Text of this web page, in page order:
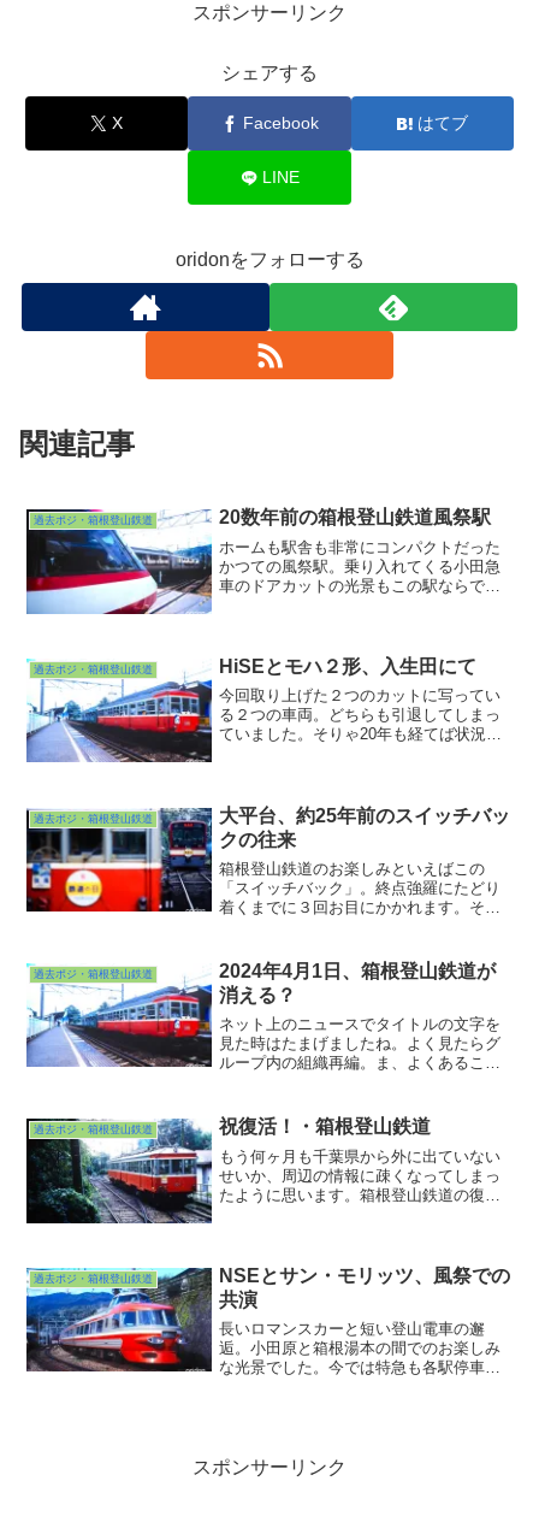
スポンサーリンク
シェアする
X Facebook はてブ
LINE
oridonをフォローする
関連記事
過去ポジ・箱根登山鉄道 20数年前の箱根登山鉄道風祭駅
ホームも駅舎も非常にコンパクトだった
かつての風祭駅。乗り入れてくる小田急
車のドアカットの光景もこの駅ならでは
り始めてからはまだ行ってなかったな。
次回訪問時の楽しみを見つけましたヨ♪
過去ポジ・箱根登山鉄道 HiSEとモハ２形、入生田にて
今回取り上げた２つのカットに写ってい
る２つの車両。どちらも引退してしまっ
ていました。そりゃ20年も経てば状況は
る。そう考えると記録に重きを置いた写
真もまた興味深くなってきますね。
過去ポジ・箱根登山鉄道
大平台、約25年前のスイッチバッ
クの往来
箱根登山鉄道のお楽しみといえばこの
「スイッチバック」。終点強羅にたどり
着くまでに３回お目にかかれます。その
ませんねぇw。電車見物に夢中になって温
泉に行くの忘れそうになったりして
www。
過去ポジ・箱根登山鉄道
2024年4月1日、箱根登山鉄道が
消える？
ネット上のニュースでタイトルの文字を
見た時はたまげましたね。よく見たらグ
ループ内の組織再編。ま、よくあること
との感を持ちました。そういや最近行っ
てなかったな・・・。近々で温泉に入り
がてら行ってみるかな？そんなことを考
えるのもまたいと楽し♪
過去ポジ・箱根登山鉄道 祝復活！・箱根登山鉄道
もう何ヶ月も千葉県から外に出ていない
せいか、周辺の情報に疎くなってしまっ
たように思います。箱根登山鉄道の復活
県外移動したいもんです・・・。
過去ポジ・箱根登山鉄道
NSEとサン・モリッツ、風祭での
共演
長いロマンスカーと短い登山電車の邂
逅。小田原と箱根湯本の間でのお楽しみ
な光景でした。今では特急も各駅停車も
上げてくれます。
スポンサーリンク